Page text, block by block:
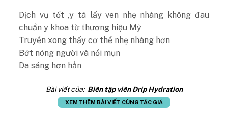
Dịch vụ tốt ,y tá lấy ven nhẹ nhàng không đau
chuẩn y khoa từ thương hiệu Mỹ
Truyền xong thấy cơ thể nhẹ nhàng hơn
Bớt nóng người và nổi mụn
Da sáng hơn hẳn
Bài viết của: Biên tập viên Drip Hydration
XEM THÊM BÀI VIẾT CÙNG TÁC GIẢ